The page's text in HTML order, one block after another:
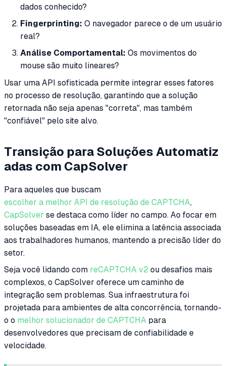
dados conhecido?
Fingerprinting: O navegador parece o de um usuário
real?
Análise Comportamental: Os movimentos do
mouse são muito lineares?
Usar uma API sofisticada permite integrar esses fatores
no processo de resolução, garantindo que a solução
retornada não seja apenas "correta", mas também
"confiável" pelo site alvo.
Transição para Soluções Automatiz
adas com CapSolver
Para aqueles que buscam
escolher a melhor API de resolução de CAPTCHA,
CapSolver se destaca como líder no campo. Ao focar em
soluções baseadas em IA, ele elimina a latência associada
aos trabalhadores humanos, mantendo a precisão líder do
setor.
Seja você lidando com reCAPTCHA v2 ou desafios mais
complexos, o CapSolver oferece um caminho de
integração sem problemas. Sua infraestrutura foi
projetada para ambientes de alta concorrência, tornando-
o o melhor solucionador de CAPTCHA para
desenvolvedores que precisam de confiabilidade e
velocidade.